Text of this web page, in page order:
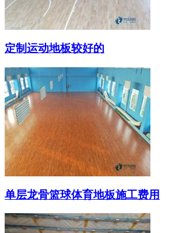
定制运动地板较好的
单层龙骨篮球体育地板施工费用